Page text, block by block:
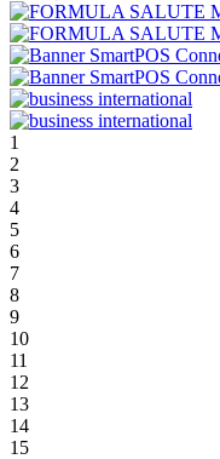
1
2
3
4
5
6
7
8
9
10
11
12
13
14
15